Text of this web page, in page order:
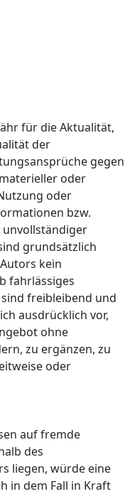
für die Aktualität,
der
gegen
oder
oder
bzw.
grundsätzlich
kein
fahrlässiges
freibleibend und
ausdrücklich vor,
ohne
zu ergänzen, zu
oder
auf fremde
des
liegen, würde eine
in dem Fall in Kraft